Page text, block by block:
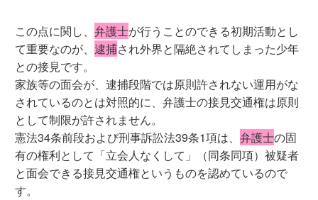
この点に関し、弁護士が行うことのできる初期活動とし
て重要なのが、逮捕され外界と隔絶されてしまった少年
との接見です。
家族等の面会が、逮捕段階では原則許されない運用がな
されているのとは対照的に、弁護士の接見交通権は原則
として制限が許されません。
憲法34条前段および刑事訴訟法39条1項は、弁護士の固
有の権利として「立会人なくして」（同条同項）被疑者
と面会できる接見交通権というものを認めているので
す。